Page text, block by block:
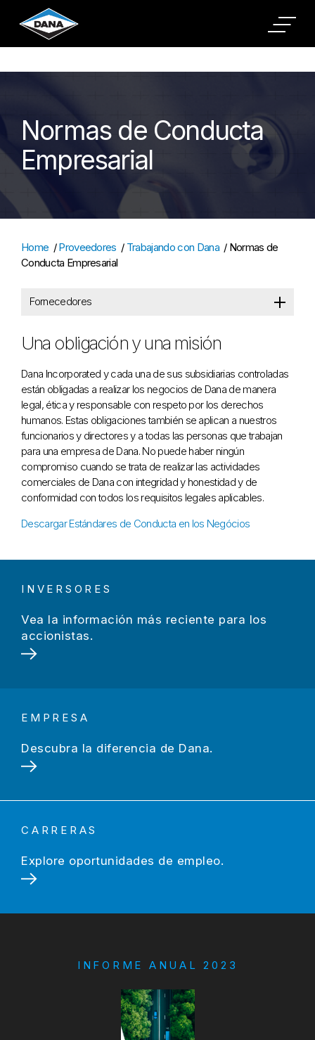
Cookies Settings
Normas de Conducta
Empresarial
Home /Proveedores / Trabajando con Dana / Normas de
Conducta Empresarial
Fornecedores
Una obligación y una misión
Dana Incorporated y cada una de sus subsidiarias controladas
están obligadas a realizar los negocios de Dana de manera
legal, ética y responsable con respeto por los derechos
humanos. Estas obligaciones también se aplican a nuestros
funcionarios y directores y a todas las personas que trabajan
para una empresa de Dana. No puede haber ningún
compromiso cuando se trata de realizar las actividades
comerciales de Dana con integridad y honestidad y de
conformidad con todos los requisitos legales aplicables.
Descargar Estándares de Conducta en los Negócios
INVERSORES
Vea la información más reciente para los
accionistas.
EMPRESA
Descubra la diferencia de Dana.
CARRERAS
Explore oportunidades de empleo.
INFORME ANUAL 2023